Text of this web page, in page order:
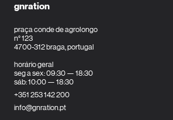
gnration
praça conde de agrolongo
n° 123
4700-312 braga, portugal
horário geral
seg a sex: 09:30 — 18:30
sáb: 10:00 — 18:30
+351 253 142 200
info@gnration.pt